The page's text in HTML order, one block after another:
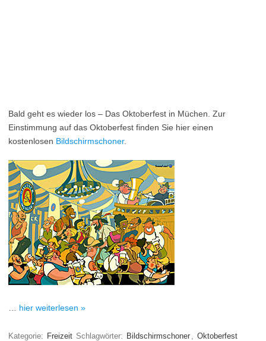
Bald geht es wieder los – Das Oktoberfest in Müchen. Zur
Einstimmung auf das Oktoberfest finden Sie hier einen
kostenlosen Bildschirmschoner.
hier weiterlesen »
Kategorie: Freizeit Schlagwörter: Bildschirmschoner , Oktoberfest